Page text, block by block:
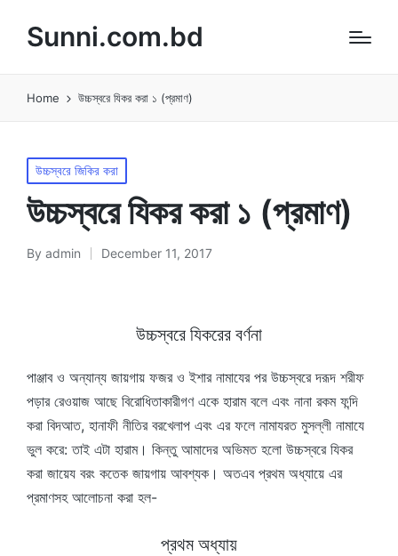
Sunni.com.bd
Home উচ্চস্বরে যিকর করা ১ (প্রমাণ)
Posted
in
উচ্চস্বরে জিকির করা
উচ্চস্বরে যিকর করা ১ (প্রমাণ)
Posted
By admin December 11, 2017
উচ্চস্বরে যিকরের বর্ণনা
পাঞ্জাব ও অন্যান্য জায়গায় ফজর ও ইশার নামাযের পর উচ্চস্বরে দরূদ শরীফ
পড়ার রেওয়াজ আছে বিরোধিতাকারীগণ একে হারাম বলে এবং নানা রকম ফন্দি
করা বিদআত, হানাফী নীতির বরখেলাপ এবং এর ফলে নামাযরত মুসল্লী নামাযে
ভুল করে: তাই এটা হারাম। কিন্তু আমাদের অভিমত হলো উচ্চস্বরে যিকর
করা জায়েয বরং কতেক জায়গায় আবশ্যক। অতএব প্রথম অধ্যায়ে এর
প্রমাণসহ আলোচনা করা হল-
প্রথম অধ্যায়